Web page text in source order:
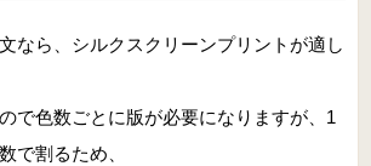
なら、シルクスクリーンプリントが適し
で色数ごとに版が必要になりますが、1
で割るため、